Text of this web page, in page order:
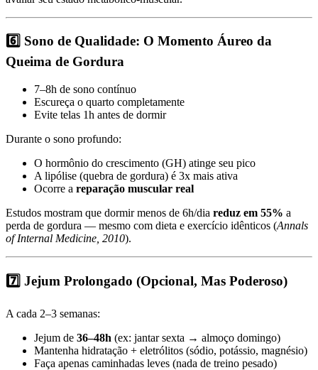
6️⃣ Sono de Qualidade: O Momento Áureo da
Queima de Gordura
7–8h de sono contínuo
Escureça o quarto completamente
Evite telas 1h antes de dormir
Durante o sono profundo:
O hormônio do crescimento (GH) atinge seu pico
A lipólise (quebra de gordura) é 3x mais ativa
Ocorre a reparação muscular real
Estudos mostram que dormir menos de 6h/dia reduz em 55% a
perda de gordura — mesmo com dieta e exercício idênticos (Annals
of Internal Medicine, 2010).
7️⃣ Jejum Prolongado (Opcional, Mas Poderoso)
A cada 2–3 semanas:
Jejum de 36–48h (ex: jantar sexta → almoço domingo)
Mantenha hidratação + eletrólitos (sódio, potássio, magnésio)
Faça apenas caminhadas leves (nada de treino pesado)